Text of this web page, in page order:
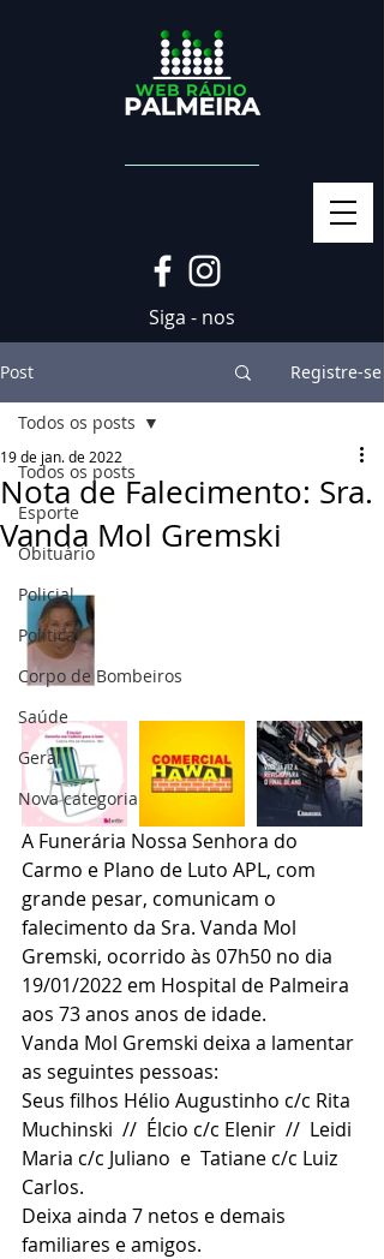
Siga - nos
Post Registre-se
Todos os posts
Esporte
Obituário
Policial
Politica
Corpo de Bombeiros
Saúde
Geral
Nova categoria
Todos os posts
Nota de Falecimento: Sra.
Vanda Mol Gremski
19 de jan. de 2022
A Funerária Nossa Senhora do
Carmo e Plano de Luto APL, com
grande pesar, comunicam o
falecimento da Sra. Vanda Mol
Gremski, ocorrido às 07h50 no dia
19/01/2022 em Hospital de Palmeira
aos 73 anos anos de idade.
Vanda Mol Gremski deixa a lamentar
as seguintes pessoas:
Seus filhos Hélio Augustinho c/c Rita
Muchinski  //  Élcio c/c Elenir  //  Leidi
Maria c/c Juliano  e  Tatiane c/c Luiz
Carlos.
Deixa ainda 7 netos e demais
familiares e amigos.